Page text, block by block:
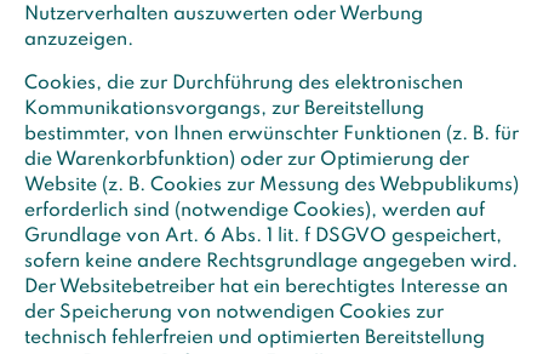
Nutzerverhalten auszuwerten oder Werbung
anzuzeigen.
Cookies, die zur Durchführung des elektronischen
Kommunikationsvorgangs, zur Bereitstellung
bestimmter, von Ihnen erwünschter Funktionen (z. B. für
die Warenkorbfunktion) oder zur Optimierung der
Website (z. B. Cookies zur Messung des Webpublikums)
erforderlich sind (notwendige Cookies), werden auf
Grundlage von Art. 6 Abs. 1 lit. f DSGVO gespeichert,
sofern keine andere Rechtsgrundlage angegeben wird.
Der Websitebetreiber hat ein berechtigtes Interesse an
der Speicherung von notwendigen Cookies zur
technisch fehlerfreien und optimierten Bereitstellung